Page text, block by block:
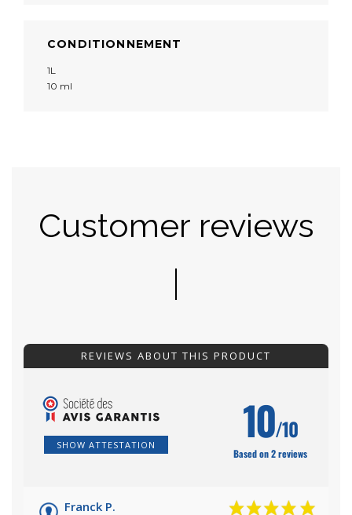
CONDITIONNEMENT
1L
10 ml
Customer reviews
REVIEWS ABOUT THIS PRODUCT
SHOW ATTESTATION 10/10
Based on 2 reviews
Franck P.